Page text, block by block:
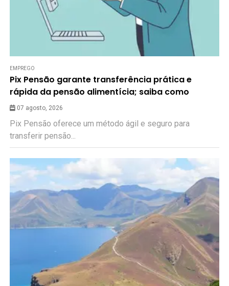
EMPREGO
Pix Pensão garante transferência prática e
rápida da pensão alimentícia; saiba como
07 agosto, 2026
Pix Pensão oferece um método ágil e seguro para
transferir pensão...